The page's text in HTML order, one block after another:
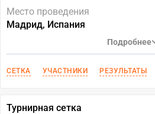
Место проведения
Мадрид, Испания
Подробнее
СЕТКА УЧАСТНИКИ РЕЗУЛЬТАТЫ
Турнирная сетка